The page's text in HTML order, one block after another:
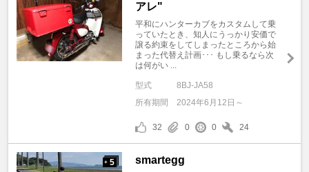
アレ"
平和にハンターカブをカスタムして乗
っていたとき、知人にうっかり安価で
譲る約束をしてしまったところから始
まった代替え計画･･･ もし乗るなら次
は何がい ...
型式
8BJ-JA58
所有期間
2024年6月12日～
32 0 0 24
+ 5 smartegg